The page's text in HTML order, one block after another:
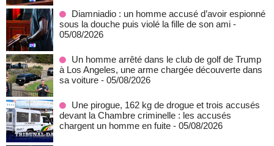
Diamniadio : un homme accusé d’avoir espionné
sous la douche puis violé la fille de son ami -
05/08/2026
Un homme arrêté dans le club de golf de Trump
à Los Angeles, une arme chargée découverte dans
sa voiture - 05/08/2026
Une pirogue, 162 kg de drogue et trois accusés
devant la Chambre criminelle : les accusés
chargent un homme en fuite - 05/08/2026